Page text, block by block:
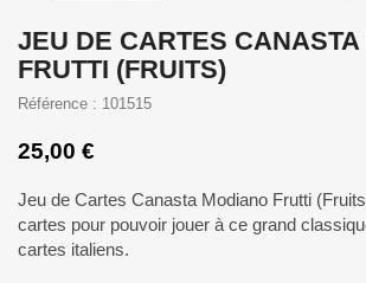
JEU DE CARTES
FRUTTI (FRUITS)
Référence : 101515
25,00 €
Jeu de Cartes Canasta Modiano Frutti
cartes pour pouvoir jouer à ce grand
cartes italiens.